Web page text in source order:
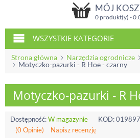
MÓJ
0 produkt(y) -
WSZYSTKIE KATEGORIE
Strona główna Narzędzia ogrodnicze
Motyczko-pazurki - R Hoe - czarny
Motyczko-pazurki - R
Dostępność:W magazynie KOD:019897
(0 Opinie)
Napisz recenzję